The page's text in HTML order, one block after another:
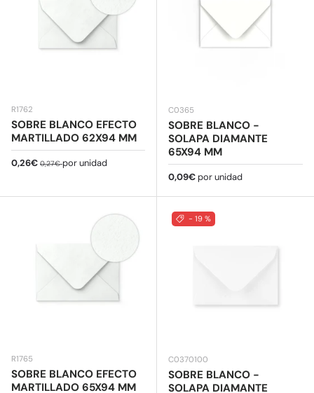
R1762
SOBRE BLANCO EFECTO
MARTILLADO 62X94 MM
Precio de venta
0,26€ Precio normal
0,27€por unidad
C0365
SOBRE BLANCO -
SOLAPA DIAMANTE
65X94 MM
Precio normal
0,09€ por unidad
R1765
SOBRE BLANCO EFECTO
MARTILLADO 65X94 MM
- 19 %
C0370100
SOBRE BLANCO -
SOLAPA DIAMANTE